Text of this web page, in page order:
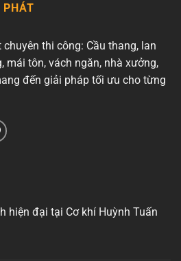
PHÁT
thi công: Cầu thang, lan
mái tôn, vách ngăn, nhà xưởng,
đến giải pháp tối ưu cho từng
hiện đại tại Cơ khí Huỳnh Tuấn